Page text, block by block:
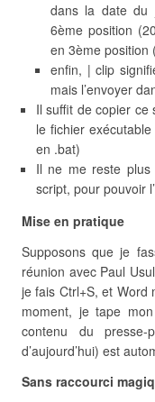
dans la date du
6ème position
en 3ème position
enfin, | clip
mais l’envoyer
Il suffit de copier ce
le fichier
en .bat)
Il ne me reste plus
script, pour pouvoir
Mise en pratique
Supposons que je
réunion avec Paul
je fais Ctrl+S, et Word
moment, je tape
contenu du presse-
d’aujourd’hui) est
Sans raccourci